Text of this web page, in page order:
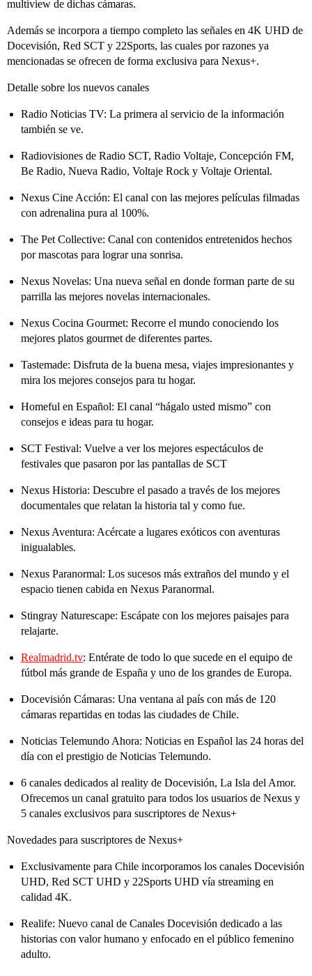
multiview de dichas cámaras.
Además se incorpora a tiempo completo las señales en 4K UHD de
Docevisión, Red SCT y 22Sports, las cuales por razones ya
mencionadas se ofrecen de forma exclusiva para Nexus+.
Detalle sobre los nuevos canales
Radio Noticias TV: La primera al servicio de la información
también se ve.
Radiovisiones de Radio SCT, Radio Voltaje, Concepción FM,
Be Radio, Nueva Radio, Voltaje Rock y Voltaje Oriental.
Nexus Cine Acción: El canal con las mejores películas filmadas
con adrenalina pura al 100%.
The Pet Collective: Canal con contenidos entretenidos hechos
por mascotas para lograr una sonrisa.
Nexus Novelas: Una nueva señal en donde forman parte de su
parrilla las mejores novelas internacionales.
Nexus Cocina Gourmet: Recorre el mundo conociendo los
mejores platos gourmet de diferentes partes.
Tastemade: Disfruta de la buena mesa, viajes impresionantes y
mira los mejores consejos para tu hogar.
Homeful en Español: El canal “hágalo usted mismo” con
consejos e ideas para tu hogar.
SCT Festival: Vuelve a ver los mejores espectáculos de
festivales que pasaron por las pantallas de SCT
Nexus Historia: Descubre el pasado a través de los mejores
documentales que relatan la historia tal y como fue.
Nexus Aventura: Acércate a lugares exóticos con aventuras
inigualables.
Nexus Paranormal: Los sucesos más extraños del mundo y el
espacio tienen cabida en Nexus Paranormal.
Stingray Naturescape: Escápate con los mejores paisajes para
relajarte.
Realmadrid.tv: Entérate de todo lo que sucede en el equipo de
fútbol más grande de España y uno de los grandes de Europa.
Docevisión Cámaras: Una ventana al país con más de 120
cámaras repartidas en todas las ciudades de Chile.
Noticias Telemundo Ahora: Noticias en Español las 24 horas del
día con el prestigio de Noticias Telemundo.
6 canales dedicados al reality de Docevisión, La Isla del Amor.
Ofrecemos un canal gratuito para todos los usuarios de Nexus y
5 canales exclusivos para suscriptores de Nexus+
Novedades para suscriptores de Nexus+
Exclusivamente para Chile incorporamos los canales Docevisión
UHD, Red SCT UHD y 22Sports UHD vía streaming en
calidad 4K.
Realife: Nuevo canal de Canales Docevisión dedicado a las
historias con valor humano y enfocado en el público femenino
adulto.